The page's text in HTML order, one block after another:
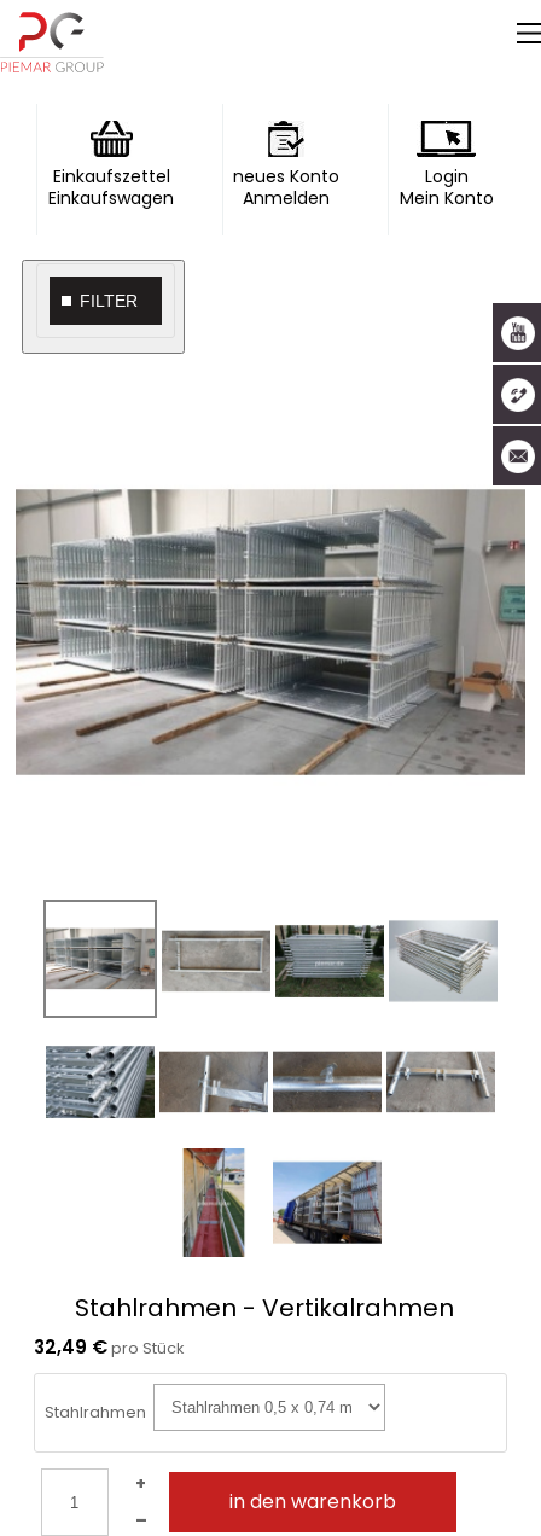
Einkaufszettel
Einkaufswagen
neues Konto
Anmelden
Login
Mein Konto
FILTER
Stahlrahmen - Vertikalrahmen
32,49 €pro Stück
Stahlrahmen
+
–
in den warenkorb